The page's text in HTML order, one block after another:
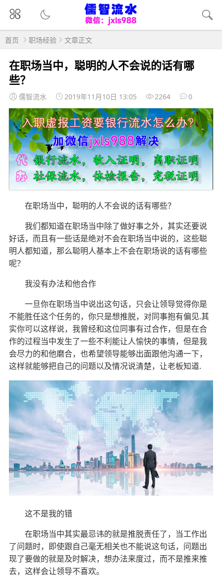
首页 职场经验 文章正文
在职场当中，聪明的人不会说的话有哪
些？
儒智流水 2019年11月10日 13:05 2264 0
在职场当中，聪明的人不会说的话有哪些？
我们都知道在职场当中除了做好事之外，其实还要说
好话，而且有一些话是绝对不会在职场当中说的，这些聪
明人都知道，那么聪明人基本上不会在职场说的话有哪些
呢？
我没有办法和他合作
一旦你在职场当中说出这句话，只会让领导觉得你是
不能胜任这个任务的，你只是想推脱，对同事抱有偏见.其
实你可以这样说，我曾经和这位同事有过合作，但是在合
作的过程当中发生了一些不利能让人愉快的事情，但是我
会尽力的和他磨合，也希望领导能够出面跟他沟通一下，
这样就能够把自己的问题以及情况说清楚，让老板知道.
这不是我的错
在职场当中其实最忌讳的就是推脱责任了，当工作出
了问题时，即使跟自己毫无相关也不能说这句话，问题出
现了要做的就是及时解决，想办法来度过，而不是推来推
去，这样会让领导不喜欢。